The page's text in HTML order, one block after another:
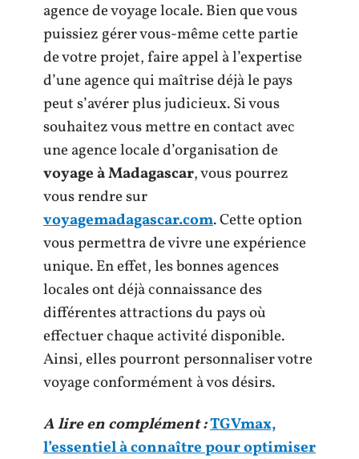
agence de voyage locale. Bien que vous
puissiez gérer vous-même cette partie
de votre projet, faire appel à l’expertise
d’une agence qui maîtrise déjà le pays
peut s’avérer plus judicieux. Si vous
souhaitez vous mettre en contact avec
une agence locale d’organisation de
voyage à Madagascar, vous pourrez
vous rendre sur
voyagemadagascar.com. Cette option
vous permettra de vivre une expérience
unique. En effet, les bonnes agences
locales ont déjà connaissance des
différentes attractions du pays où
effectuer chaque activité disponible.
Ainsi, elles pourront personnaliser votre
voyage conformément à vos désirs.
A lire en complément :TGVmax,
l’essentiel à connaître pour optimiser